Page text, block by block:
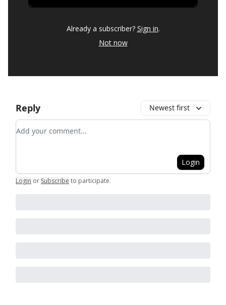
Already a subscriber? Sign in.
Not now
Reply Newest first
Add your comment
Login
Login or Subscribe to participate.